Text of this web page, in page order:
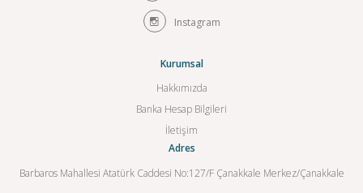
Instagram
Kurumsal
Hakkımızda
Banka Hesap Bilgileri
İletişim
Adres
Barbaros Mahallesi Atatürk Caddesi No:127/F Çanakkale Merkez/Çanakkale